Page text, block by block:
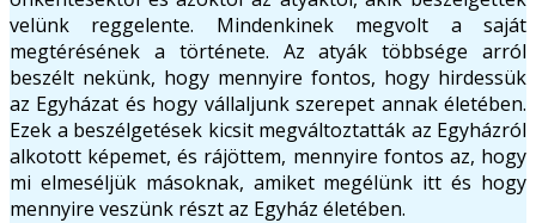
velünk reggelente. Mindenkinek megvolt a saját
megtérésének a története. Az atyák többsége arról
beszélt nekünk, hogy mennyire fontos, hogy hirdessük
az Egyházat és hogy vállaljunk szerepet annak életében.
Ezek a beszélgetések kicsit megváltoztatták az Egyházról
alkotott képemet, és rájöttem, mennyire fontos az, hogy
mi elmeséljük másoknak, amiket megélünk itt és hogy
mennyire veszünk részt az Egyház életében.